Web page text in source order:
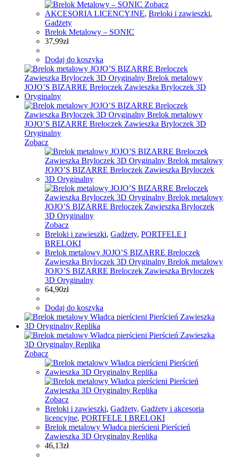
Zobacz
AKCESORIA LICENCYJNE, Breloki i zawieszki,
Gadżety
Brelok Metalowy – SONIC
37,99zł
Dodaj do koszyka
Zobacz
Zobacz
Breloki i zawieszki, Gadżety, PORTFELE I
BRELOKI
Brelok metalowy JOJO’S BIZARRE Breloczek
Zawieszka Bryloczek 3D Oryginalny Brelok metalowy
JOJO’S BIZARRE Breloczek Zawieszka Bryloczek
3D Oryginalny
64,90zł
Dodaj do koszyka
Zobacz
Zobacz
Breloki i zawieszki, Gadżety, Gadżety i akcesoria
licencyjne, PORTFELE I BRELOKI
Brelok metalowy Władca pierścieni Pierścień
Zawieszka 3D Oryginalny Replika
46,13zł